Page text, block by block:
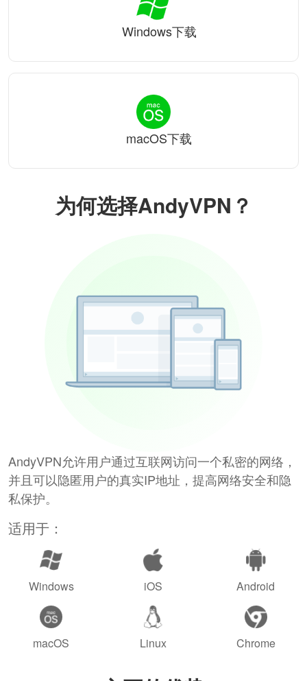
为何选择AndyVPN？
AndyVPN允许用户通过互联网访问一个私密的网络，
并且可以隐匿用户的真实IP地址，提高网络安全和隐
私保护。
适用于：
Windows iOS Android
macOS Linux Chrome
Windows下载
macOS下载